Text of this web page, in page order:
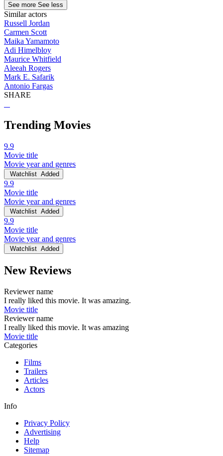
See more See less
Similar actors
Russell Jordan
Carmen Scott
Maika Yamamoto
Adi Himelbloy
Maurice Whitfield
Aleeah Rogers
Mark E. Safarik
Antonio Fargas
SHARE
Trending Movies
9.9
Movie title
Movie year and genres
Watchlist Added
9.9
Movie title
Movie year and genres
Watchlist Added
9.9
Movie title
Movie year and genres
Watchlist Added
New Reviews
Reviewer name
I really liked this movie. It was amazing.
Movie title
Reviewer name
I really liked this movie. It was amazing
Movie title
Categories
Films
Trailers
Articles
Actors
Info
Privacy Policy
Advertising
Help
Sitemap